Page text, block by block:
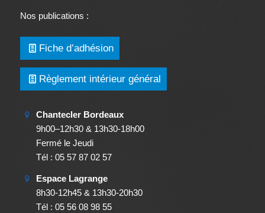
Nos publications :
Fiche d’adhésion
Règlement intérieur général
Chantecler Bordeaux
9h00–12h30 & 13h30-18h00
Fermé le Jeudi
Tél : 05 57 87 02 57
Espace Lagrange
8h30-12h45 & 13h30-20h30
Tél : 05 56 08 98 55